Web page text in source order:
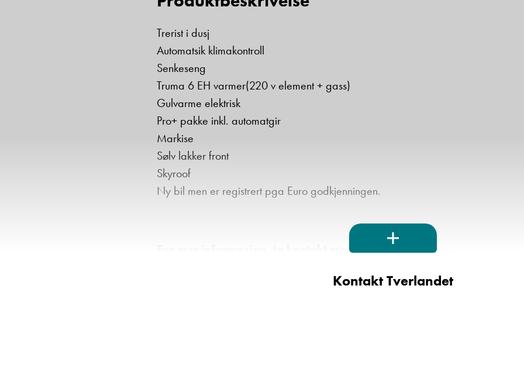
Trerist i dusj
Automatsik klimakontroll
Senkeseng
Truma 6 EH varmer(220 v element + gass)
Gulvarme elektrisk
Pro+ pakke inkl. automatgir
Markise
Sølv lakker front
Skyroof
Ny bil men er registrert pga Euro godkjenningen.
For mer informasjon, ta kontakt med vår selger:
Kontakt Tverlandet